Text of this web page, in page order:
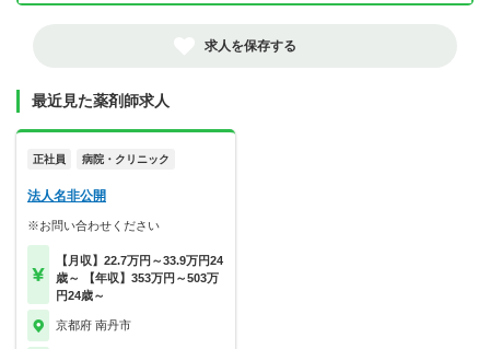
求人を保存する
最近見た薬剤師求人
正社員 病院・クリニック
法人名非公開
※お問い合わせください
【月収】22.7万円～33.9万円24
歳～ 【年収】353万円～503万
円24歳～
京都府 南丹市